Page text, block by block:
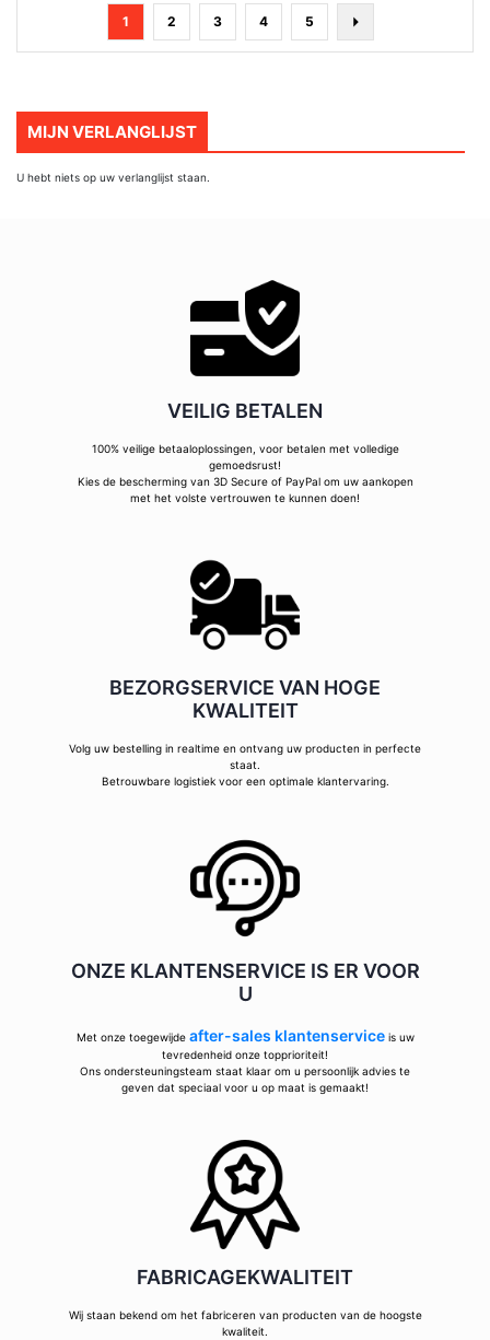
Pagina
U
lees
1 Pagina
2 Pagina
3 Pagina
4 Pagina
5
MIJN VERLANGLIJST
U hebt niets op uw verlanglijst staan.
VEILIG BETALEN
100% veilige betaaloplossingen, voor betalen met volledige
gemoedsrust!
Kies de bescherming van 3D Secure of PayPal om uw aankopen
met het volste vertrouwen te kunnen doen!
BEZORGSERVICE VAN HOGE
KWALITEIT
Volg uw bestelling in realtime en ontvang uw producten in perfecte
staat.
Betrouwbare logistiek voor een optimale klantervaring.
ONZE KLANTENSERVICE IS ER VOOR
U
Met onze toegewijde after-sales klantenserviceis uw
tevredenheid onze topprioriteit!
Ons ondersteuningsteam staat klaar om u persoonlijk advies te
geven dat speciaal voor u op maat is gemaakt!
FABRICAGEKWALITEIT
Wij staan bekend om het fabriceren van producten van de hoogste
kwaliteit.